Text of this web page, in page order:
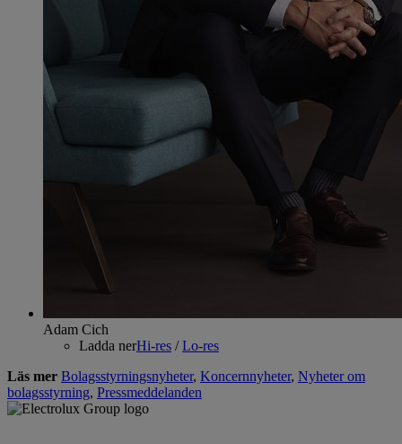
Adam Cich
Ladda nerHi-res /Lo-res
Läs mer Bolagsstyrningsnyheter, Koncernnyheter, Nyheter om
bolagsstyrning, Pressmeddelanden